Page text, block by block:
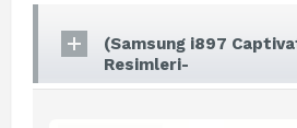
(Samsung i897
Resimleri-